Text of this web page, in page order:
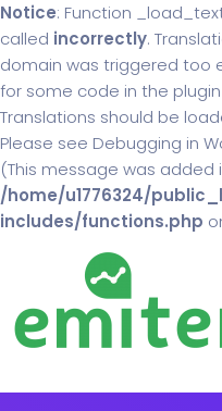
Notice: Function
called incorrectly.
domain was triggered too
for some code in the
Translations should be
Please see Debugging in
(This message was added
/home/u1776324/
includes/functions.php